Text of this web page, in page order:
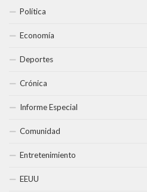
Política
Economía
Deportes
Crónica
Informe Especial
Comunidad
Entretenimiento
EEUU